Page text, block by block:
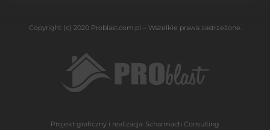
Copyright (c) 2020 Problast.com.pl – Wszelkie prawa zastrzeżone.
Projekt graficzny i realizacja: Scharmach Consulting